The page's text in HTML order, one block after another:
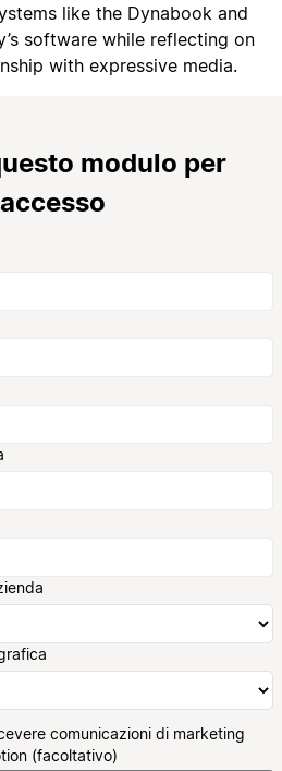
like the Dynabook and
software while reflecting on
with expressive media.
modulo per
comunicazioni di marketing
(facoltativo)